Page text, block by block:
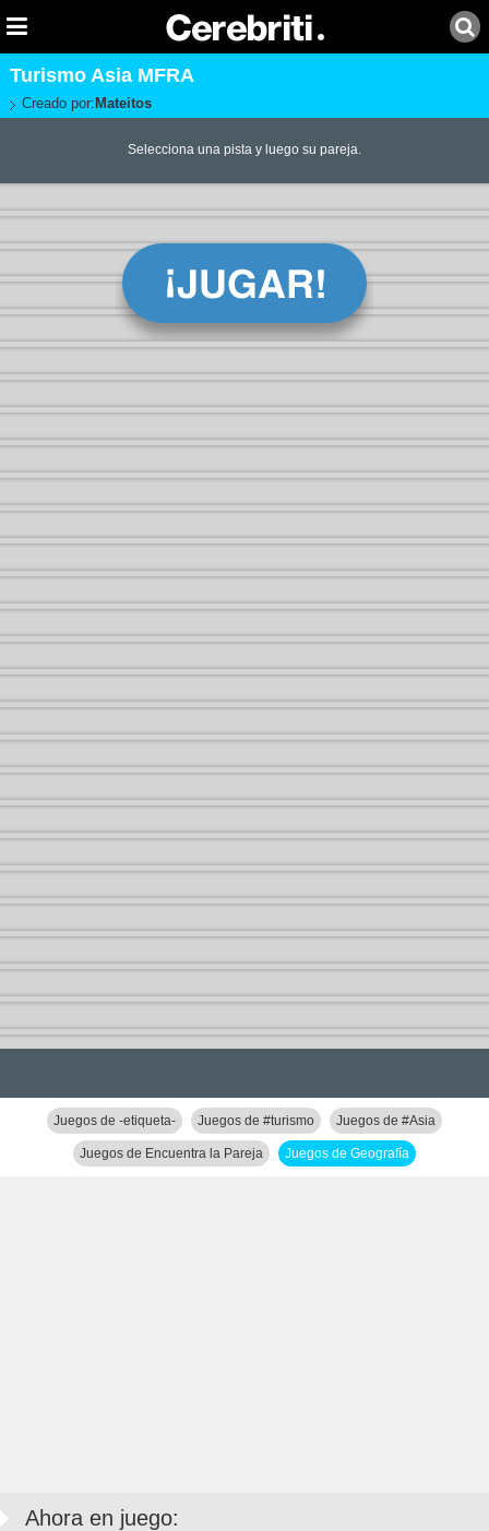
Turismo Asia MFRA
Creado por: Mateitos
Selecciona una pista y luego su pareja.
Juegos de -etiqueta- Juegos de #turismo Juegos de #Asia
Juegos de Encuentra la Pareja Juegos de Geografía
Ahora en juego: